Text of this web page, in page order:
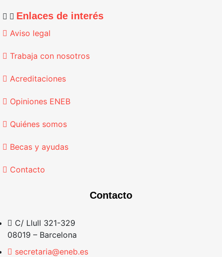
Enlaces de interés
Aviso legal
Trabaja con nosotros
Acreditaciones
Opiniones ENEB
Quiénes somos
Becas y ayudas
Contacto
Contacto
C/ Llull 321-329
08019 – Barcelona
secretaria@eneb.es